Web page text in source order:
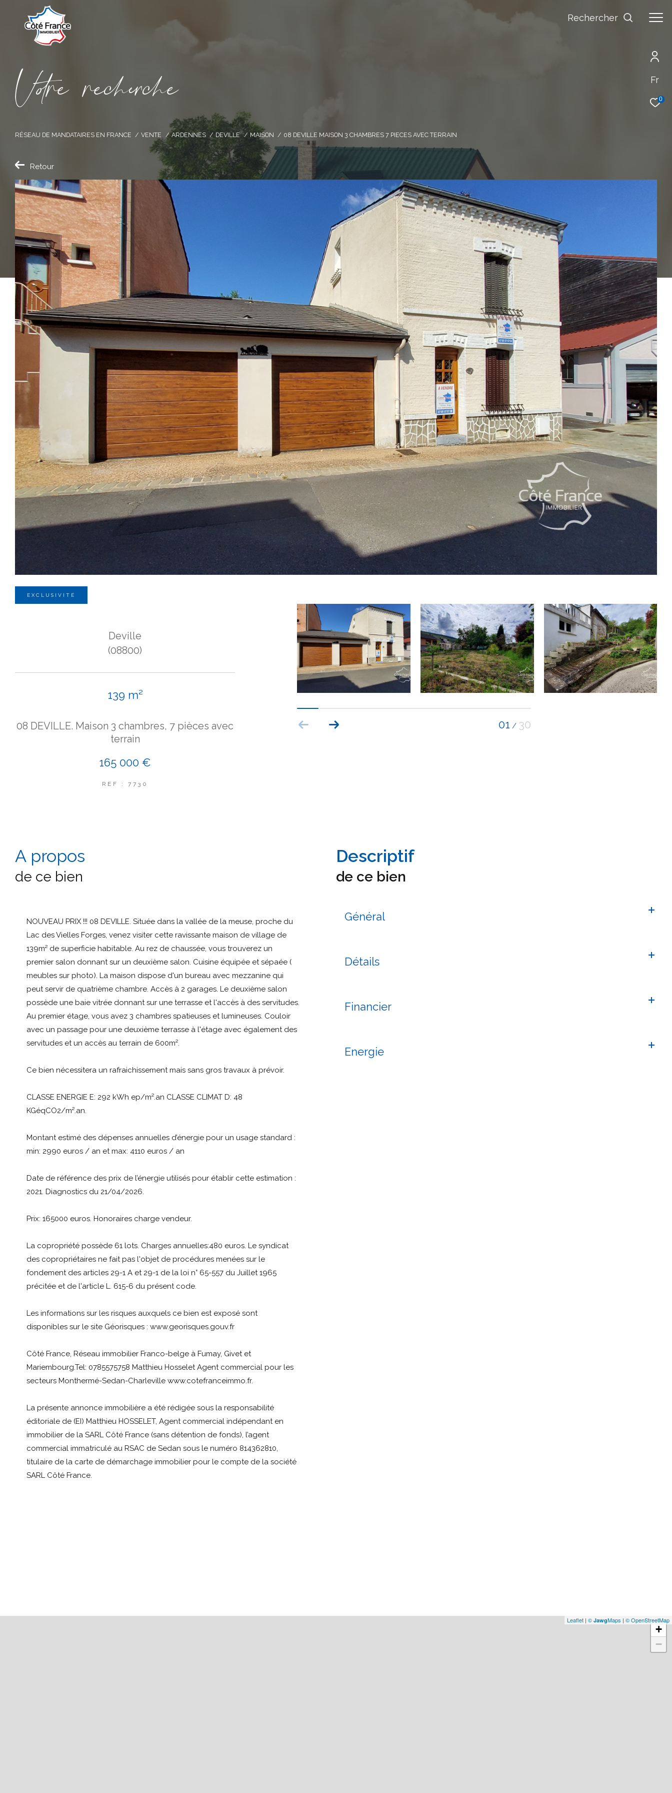
Fr
0
Rechercher
Vore recece
RÉSEAU DE MANDATAIRES EN FRANCE VENTE ARDENNES DEVILLE MAISON 08 DEVILLE MAISON 3 CHAMBRES 7 PIECES AVEC TERRAIN
Retour
EXCLUSIVITÉ
01 / 30
Deville
(08800)
139 m²
08 DEVILLE. Maison 3 chambres, 7 pièces avec
terrain
165 000 €
REF : 7730
a propos
de ce bien
NOUVEAU PRIX !!! 08 DEVILLE. Située dans la vallée de la meuse, proche du
Lac des Vielles Forges, venez visiter cette ravissante maison de village de
139m² de superficie habitable. Au rez de chaussée, vous trouverez un
premier salon donnant sur un deuxième salon. Cuisine équipée et sépaée (
meubles sur photo). La maison dispose d'un bureau avec mezzanine qui
peut servir de quatrième chambre. Accès à 2 garages. Le deuxième salon
possède une baie vitrée donnant sur une terrasse et l'accès à des servitudes.
Au premier étage, vous avez 3 chambres spatieuses et lumineuses. Couloir
avec un passage pour une deuxième terrasse à l'étage avec également des
servitudes et un accès au terrain de 600m².
Ce bien nécessitera un rafraichissement mais sans gros travaux à prévoir.
CLASSE ENERGIE E: 292 kWh ep/m².an CLASSE CLIMAT D: 48
KGéqCO2/m².an.
Montant estimé des dépenses annuelles d’énergie pour un usage standard :
min: 2990 euros / an et max: 4110 euros / an
Date de référence des prix de l’énergie utilisés pour établir cette estimation :
2021. Diagnostics du 21/04/2026.
Prix: 165000 euros. Honoraires charge vendeur.
La copropriété possède 61 lots. Charges annuelles:480 euros. Le syndicat
des copropriétaires ne fait pas l'objet de procédures menées sur le
fondement des articles 29-1 A et 29-1 de la loi n° 65-557 du Juillet 1965
précitée et de l'article L. 615-6 du présent code.
Les informations sur les risques auxquels ce bien est exposé sont
disponibles sur le site Géorisques : www.georisques.gouv.fr
Côté France, Réseau immobilier Franco-belge à Fumay, Givet et
Mariembourg.Tel: 0785575758 Matthieu Hosselet Agent commercial pour les
secteurs Monthermé-Sedan-Charleville www.cotefranceimmo.fr.
La présente annonce immobilière a été rédigée sous la responsabilité
éditoriale de (EI) Matthieu HOSSELET, Agent commercial indépendant en
immobilier de la SARL Côté France (sans détention de fonds), l’agent
commercial immatriculé au RSAC de Sedan sous le numéro 814362810,
titulaire de la carte de démarchage immobilier pour le compte de la société
SARL Côté France.
descriptif
de ce bien
Général
Détails
Financier
Energie
+
−
Leaflet | © JawgMaps | © OpenStreetMap